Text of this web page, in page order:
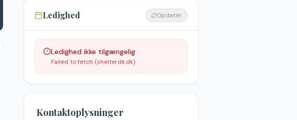
Ledighed Opdatér
Ledighed ikke tilgængelig
Failed to fetch (shelterdk.dk)
Kontaktoplysninger